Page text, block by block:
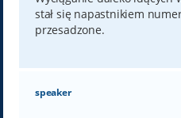
stał się napastnikiem
przesadzone.
speaker